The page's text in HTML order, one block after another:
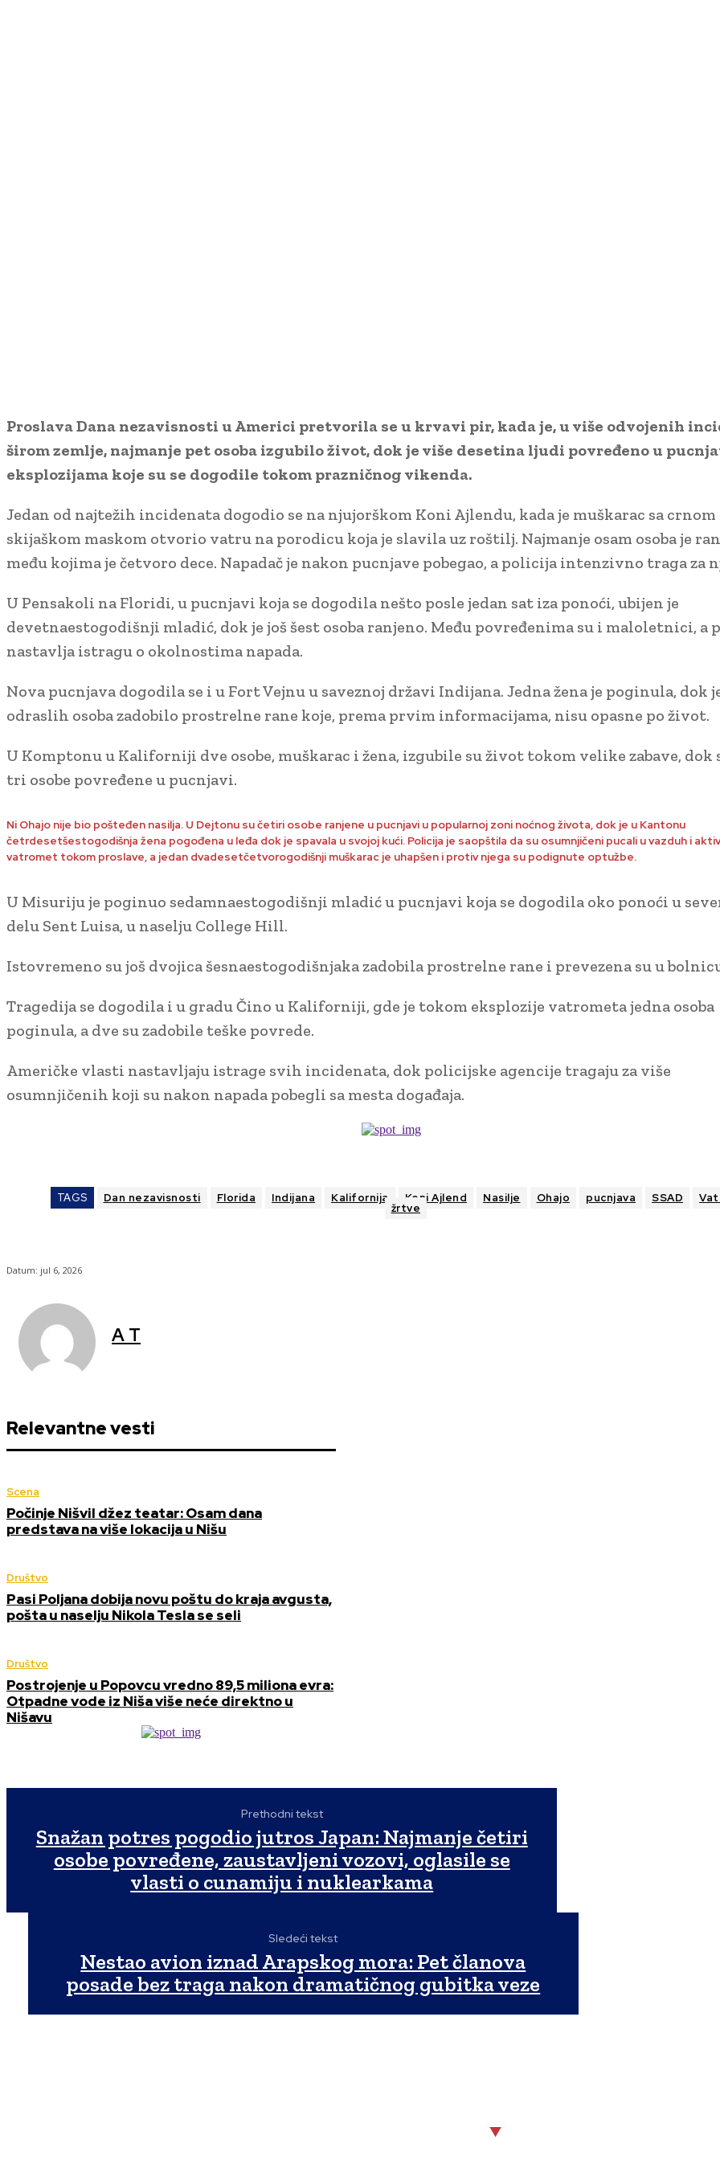
Proslava Dana nezavisnosti u Americi pretvorila se u krvavi pir, kada je, u više odvojenih
širom zemlje, najmanje pet osoba izgubilo život, dok je više desetina ljudi povređeno u
eksplozijama koje su se dogodile tokom prazničnog vikenda.
Jedan od najtežih incidenata dogodio se na njujorškom Koni Ajlendu, kada je muškarac sa crnom
skijaškom maskom otvorio vatru na porodicu koja je slavila uz roštilj. Najmanje osam osoba je
među kojima je četvoro dece. Napadač je nakon pucnjave pobegao, a policija intenzivno traga za
U Pensakoli na Floridi, u pucnjavi koja se dogodila nešto posle jedan sat iza ponoći, ubijen je
devetnaestogodišnji mladić, dok je još šest osoba ranjeno. Među povređenima su i maloletnici, a
nastavlja istragu o okolnostima napada.
Nova pucnjava dogodila se i u Fort Vejnu u saveznoj državi Indijana. Jedna žena je poginula, dok
odraslih osoba zadobilo prostrelne rane koje, prema prvim informacijama, nisu opasne po život.
U Komptonu u Kaliforniji dve osobe, muškarac i žena, izgubile su život tokom velike zabave, dok
tri osobe povređene u pucnjavi.
Ni Ohajo nije bio pošteđen nasilja. U Dejtonu su četiri osobe ranjene u pucnjavi u popularnoj zoni noćnog života, dok je u Kantonu
četrdesetšestogodišnja žena pogođena u leđa dok je spavala u svojoj kući. Policija je saopštila da su osumnjičeni pucali u vazduh i
vatromet tokom proslave, a jedan dvadesetčetvorogodišnji muškarac je uhapšen i protiv njega su podignute optužbe.
U Misuriju je poginuo sedamnaestogodišnji mladić u pucnjavi koja se dogodila oko ponoći u
delu Sent Luisa, u naselju College Hill.
Istovremeno su još dvojica šesnaestogodišnjaka zadobila prostrelne rane i prevezena su u
Tragedija se dogodila i u gradu Čino u Kaliforniji, gde je tokom eksplozije vatrometa jedna osoba
poginula, a dve su zadobile teške povrede.
Američke vlasti nastavljaju istrage svih incidenata, dok policijske agencije tragaju za više
osumnjičenih koji su nakon napada pobegli sa mesta događaja.
TAGS Dan nezavisnosti Florida Indijana Kalifornija Koni Ajlend Nasilje Ohajo pucnjava SSAD
žrtve
Datum: jul 6, 2026
A T
Relevantne vesti
Scena
Počinje Nišvil džez teatar: Osam dana
predstava na više lokacija u Nišu
Društvo
Pasi Poljana dobija novu poštu do kraja avgusta,
pošta u naselju Nikola Tesla se seli
Društvo
Postrojenje u Popovcu vredno 89,5 miliona evra:
Otpadne vode iz Niša više neće direktno u
Nišavu
Prethodni tekst
Snažan potres pogodio jutros Japan: Najmanje četiri
osobe povređene, zaustavljeni vozovi, oglasile se
vlasti o cunamiju i nuklearkama
Sledeći tekst
Nestao avion iznad Arapskog mora: Pet članova
posade bez traga nakon dramatičnog gubitka veze